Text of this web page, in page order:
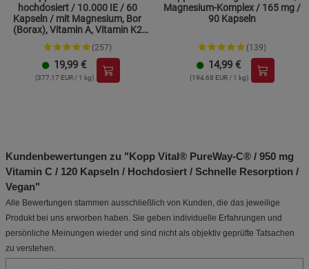
hochdosiert / 10.000 IE / 60
Kapseln / mit Magnesium, Bor
(Borax), Vitamin A, Vitamin K2
und Zink
(257)
19,99 €
(377,17 EUR / 1 kg)
Magnesium-Komplex / 165 mg /
90 Kapseln
(139)
14,99 €
(194,68 EUR / 1 kg)
Kundenbewertungen zu "Kopp Vital® PureWay-C® / 950 mg
Vitamin C / 120 Kapseln / Hochdosiert / Schnelle Resorption /
Vegan"
Alle Bewertungen stammen ausschließlich von Kunden, die das jeweilige
Produkt bei uns erworben haben. Sie geben individuelle Erfahrungen und
persönliche Meinungen wieder und sind nicht als objektiv geprüfte Tatsachen
zu verstehen.